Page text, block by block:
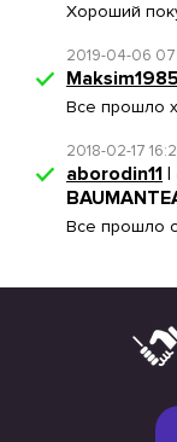
Хороший
2019-04-06
Maksim1985
Все прошло
2018-02-17
aborodin11 |
Все прошло